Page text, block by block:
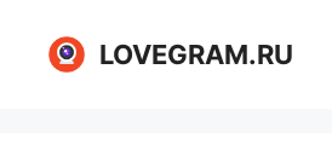
содержимому
LOVEGRAM.RU